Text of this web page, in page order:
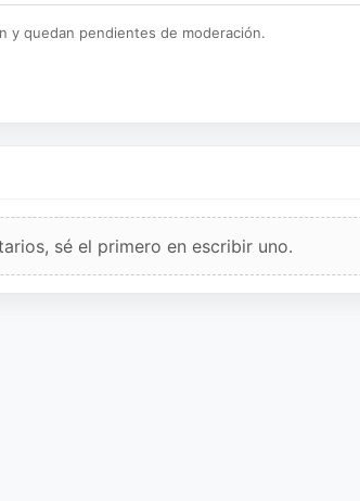
y quedan pendientes de moderación.
sé el primero en escribir uno.